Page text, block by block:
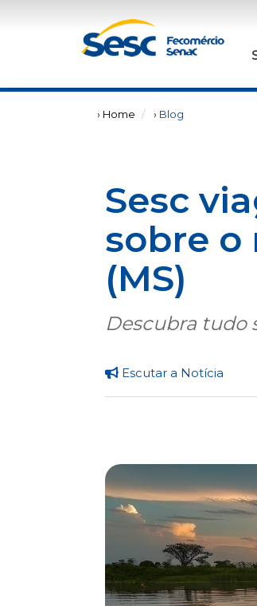
› Home › Blog
Sesc
sobre o
(MS)
Descubra tudo
Escutar a Notícia